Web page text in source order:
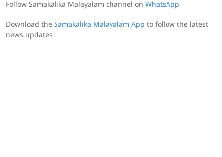
Follow Samakalika Malayalam channel on WhatsApp
Download the Samakalika Malayalam App to follow the latest
news updates